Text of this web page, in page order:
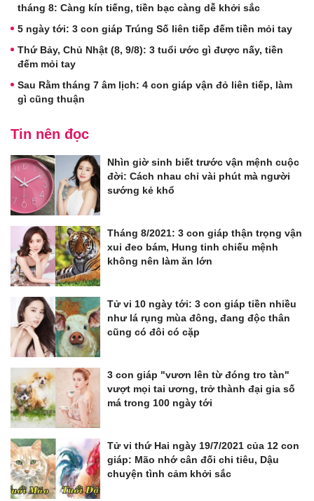
tháng 8: Càng kín tiếng, tiền bạc càng dễ khởi sắc
5 ngày tới: 3 con giáp Trúng Số liên tiếp đếm tiền mỏi tay
Thứ Bảy, Chủ Nhật (8, 9/8): 3 tuổi ước gì được nấy, tiền
đếm mỏi tay
Sau Rằm tháng 7 âm lịch: 4 con giáp vận đỏ liên tiếp, làm
gì cũng thuận
Tin nên đọc
Nhìn giờ sinh biết trước vận mệnh cuộc
đời: Cách nhau chỉ vài phút mà người
sướng kẻ khổ
Tháng 8/2021: 3 con giáp thận trọng vận
xui đeo bám, Hung tinh chiếu mệnh
không nên làm ăn lớn
Tử vi 10 ngày tới: 3 con giáp tiền nhiều
như lá rụng mùa đông, đang độc thân
cũng có đôi có cặp
3 con giáp "vươn lên từ đóng tro tàn"
vượt mọi tai ương, trở thành đại gia số
má trong 100 ngày tới
Tử vi thứ Hai ngày 19/7/2021 của 12 con
giáp: Mão nhớ cân đối chi tiêu, Dậu
chuyện tình cảm khởi sắc